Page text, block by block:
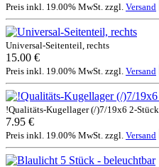
Preis inkl. 19.00% MwSt. zzgl. Versand
Universal-Seitenteil, rechts
15.00 €
Preis inkl. 19.00% MwSt. zzgl. Versand
!Qualitäts-Kugellager (/)7/19x6 2-Stück
7.95 €
Preis inkl. 19.00% MwSt. zzgl. Versand